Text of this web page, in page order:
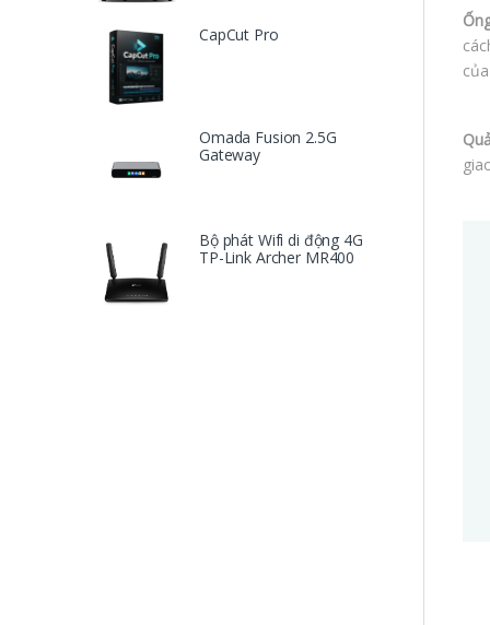
CapCut Pro
Omada Fusion 2.5G
Gateway
Bộ phát Wifi di động 4G
TP-Link Archer MR400